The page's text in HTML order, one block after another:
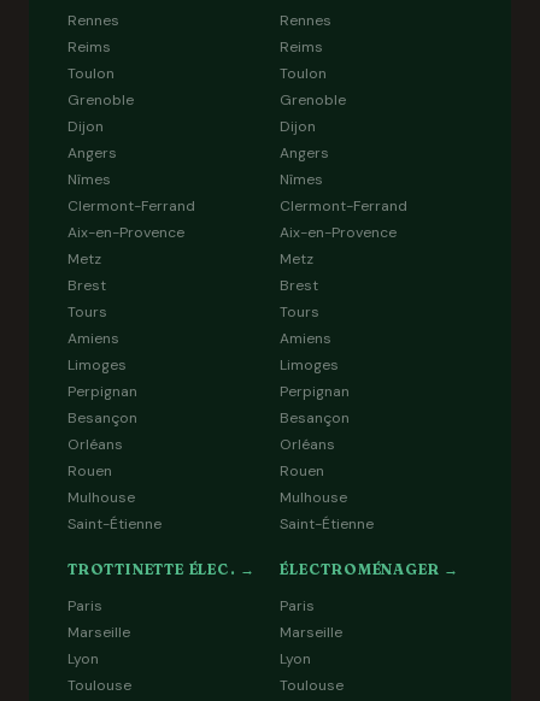
Rennes
Reims
Toulon
Grenoble
Dijon
Angers
Nîmes
Clermont-Ferrand
Aix-en-Provence
Metz
Brest
Tours
Amiens
Limoges
Perpignan
Besançon
Orléans
Rouen
Mulhouse
Saint-Étienne
Rennes
Reims
Toulon
Grenoble
Dijon
Angers
Nîmes
Clermont-Ferrand
Aix-en-Provence
Metz
Brest
Tours
Amiens
Limoges
Perpignan
Besançon
Orléans
Rouen
Mulhouse
Saint-Étienne
TROTTINETTE ÉLEC. →
Paris
Marseille
Lyon
Toulouse
ÉLECTROMÉNAGER →
Paris
Marseille
Lyon
Toulouse